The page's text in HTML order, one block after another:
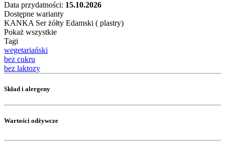
Data przydatności: 15.10.2026
Dostępne warianty
KANKA Ser żółty Edamski ( plastry)
Pokaż wszystkie
Tagi
wegetariański
bez cukru
bez laktozy
Skład i alergeny
Wartości odżywcze